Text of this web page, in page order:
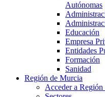
Autónomas
Educación
Empresa
Entidades
Formación
Sanidad
Región de Murcia
Acceder a